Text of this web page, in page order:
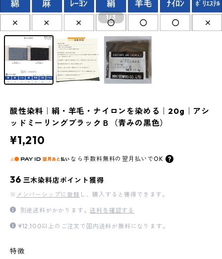
1/3
酸性染料｜絹・羊毛・ナイロンを染める｜20g｜アシ
ッドミーリングブラックＢ（青みの黒色）
¥1,210
なら 手数料無料の 翌月払いでOK
36 三木染料店ポイント獲得
※ メンバーシップに登録 し、購入すると獲得できます。
別途送料がかかります。送料を確認する
¥12,100以上のご注文で国内送料が無料になります。
特徴